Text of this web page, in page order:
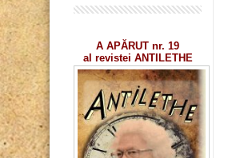
A APĂRUT nr. 19
al revistei ANTILETHE